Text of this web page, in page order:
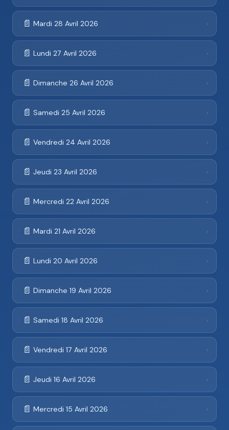
📄 Mardi 28 Avril 2026 ›
📄 Lundi 27 Avril 2026 ›
📄 Dimanche 26 Avril 2026 ›
📄 Samedi 25 Avril 2026 ›
📄 Vendredi 24 Avril 2026 ›
📄 Jeudi 23 Avril 2026 ›
📄 Mercredi 22 Avril 2026 ›
📄 Mardi 21 Avril 2026 ›
📄 Lundi 20 Avril 2026 ›
📄 Dimanche 19 Avril 2026 ›
📄 Samedi 18 Avril 2026 ›
📄 Vendredi 17 Avril 2026 ›
📄 Jeudi 16 Avril 2026 ›
📄 Mercredi 15 Avril 2026 ›